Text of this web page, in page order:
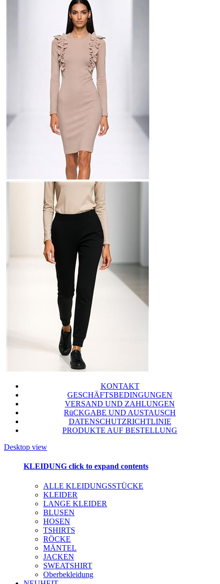
KONTAKT
GESCHÄFTSBEDINGUNGEN
VERSAND UND ZAHLUNGEN
RüCKGABE UND AUSTAUSCH
DATENSCHUTZRICHTLINIE
PRODUKTE AUF BESTELLUNG
Desktop view
KLEIDUNG click to expand contents
ALLE KLEIDUNGSSTÜCKE
KLEIDER
LANGE KLEIDER
BLUSEN
HOSEN
TSHIRTS
RÖCKE
MÄNTEL
JACKEN
SWEATSHIRT
Oberbekleidung